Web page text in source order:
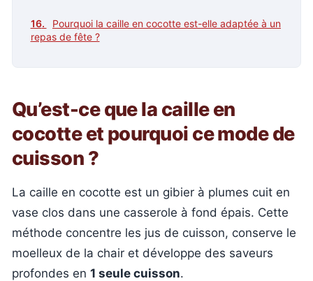
Pourquoi la caille en cocotte est-elle adaptée à un
repas de fête ?
Qu’est-ce que la caille en
cocotte et pourquoi ce mode de
cuisson ?
La caille en cocotte est un gibier à plumes cuit en
vase clos dans une casserole à fond épais. Cette
méthode concentre les jus de cuisson, conserve le
moelleux de la chair et développe des saveurs
profondes en 1 seule cuisson.